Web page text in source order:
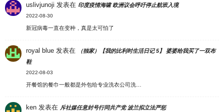
uslivjunoji 发表在 印度疫情海啸 欧洲议会呼吁停止航班入境
2022-08-30
新冠病毒一直在变种，真是太可怕了
royal blue 发表在
（独家）【我的比利时生活日记 5】 婆婆给我买了一双布
鞋
2022-08-03
开餐馆的餐巾一般都是外包给专业洗衣公司洗…
ken 发表在 斥社媒任意封号行同共产党 波兰拟立法严惩